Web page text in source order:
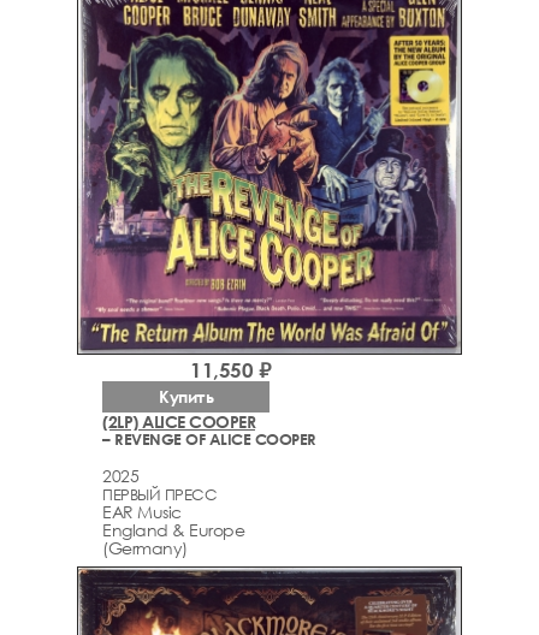
(2LP) ALICE COOPER
– REVENGE OF ALICE COOPER
2025
ПЕРВЫЙ ПРЕСС
EAR Music
England & Europe
(Germany)
11,550 ₽
Купить